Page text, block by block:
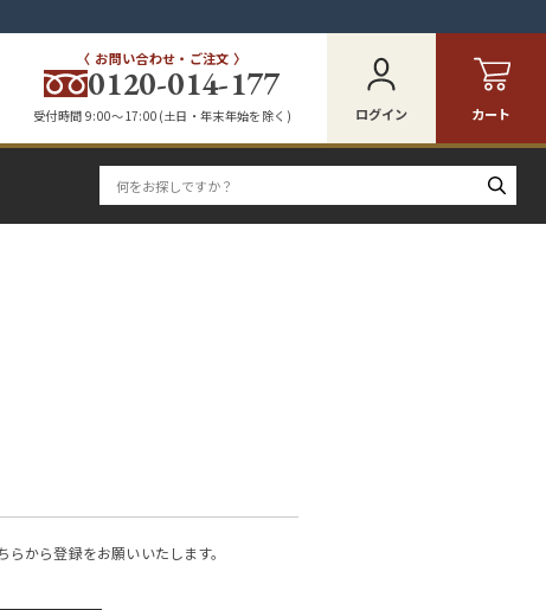
ログイン カート
〈 お問い合わせ・ご注文 〉
0120-014-177
受付時間 9:00〜17:00(土日・年末年始を除く)
から登録をお願いいたします。